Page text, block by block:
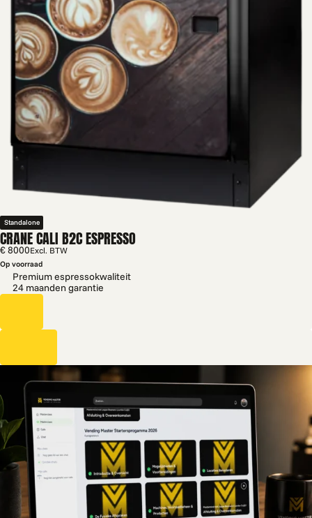
Standalone
CRANE CALI B2C ESPRESSO
€ 8000Excl. BTW
Op voorraad
Premium espressokwaliteit
24 maanden garantie